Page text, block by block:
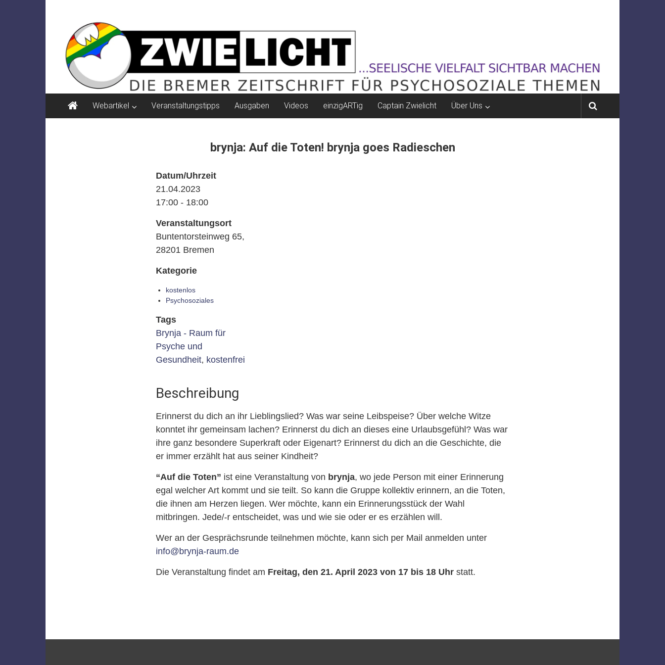
ZWIELICHT
BREMEN
DIE
BREMER
ZEITSCHRIFT
FÜR
PSYCHOSOZIALE
Webartikel Veranstaltungstipps Ausgaben Videos einzigARTig Captain Zwielicht Über Uns
brynja: Auf die Toten! brynja goes Radieschen
Datum/Uhrzeit
21.04.2023
17:00 - 18:00
Veranstaltungsort
Buntentorsteinweg 65,
28201 Bremen
Kategorie
kostenlos
Psychosoziales
Tags
Brynja - Raum für
Psyche und
Gesundheit, kostenfrei
Beschreibung
Erinnerst du dich an ihr Lieblingslied? Was war seine Leibspeise? Über welche Witze
konntet ihr gemeinsam lachen? Erinnerst du dich an dieses eine Urlaubsgefühl? Was war
ihre ganz besondere Superkraft oder Eigenart? Erinnerst du dich an die Geschichte, die
er immer erzählt hat aus seiner Kindheit?
“Auf die Toten” ist eine Veranstaltung von brynja, wo jede Person mit einer Erinnerung
egal welcher Art kommt und sie teilt. So kann die Gruppe kollektiv erinnern, an die Toten,
die ihnen am Herzen liegen. Wer möchte, kann ein Erinnerungsstück der Wahl
mitbringen. Jede/-r entscheidet, was und wie sie oder er es erzählen will.
Wer an der Gesprächsrunde teilnehmen möchte, kann sich per Mail anmelden unter
info@brynja-raum.de
Die Veranstaltung findet am Freitag, den 21. April 2023 von 17 bis 18 Uhrstatt.